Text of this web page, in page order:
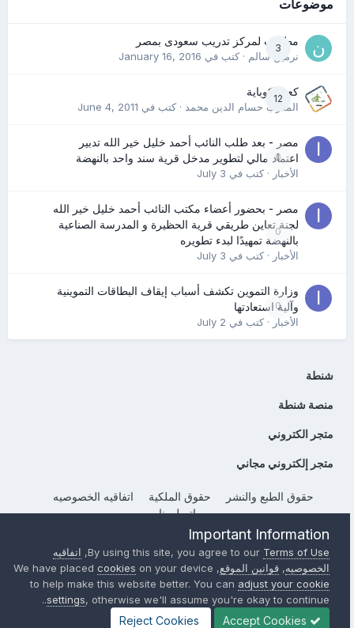
موضوعات
3
مطلوب لمركز تدريب سعودى بمصر
نرمين سالم· كتب في January 16, 2016
12
كعب كوباية
المدرب حسام الدين محمد· كتب في June 4, 2011
0
مصر - بعد طلب النائب أحمد خليل خير الله تدبير
اعتماد مالي لتطوير مدخل قرية سند واحد بالنهضة
الأخبار· كتب في July 3
0
مصر - بحضور أعضاء مكتب النائب أحمد خليل خير الله
لجنة تعاين طريقي قرية الحظيرة و المدرسة الصناعية
بالنهضة تمهيدًا لبدء تطويره
الأخبار· كتب في July 3
0
وزارة التموين تكشف أسباب إيقاف البطاقات التموينية
وآلية استعادتها
الأخبار· كتب في July 2
شنطة
منصة شنطة
متجر الكتروني
متجر إلكتروني مجاني
حقوق الطبع والنشر حقوق الملكية
اتفاقيه الخصوصيه
إتصل بنا
Powered by Invision CommunityImportant Information
By using this site, you agree to ourTerms of Use
, اتفاقيه
الخصوصيه, قوانين الموقع, We have placed
cookies on your device
to help make this website better. You canadjust your cookie
settings , otherwise we'll assume you're okay to continue..
Accept Cookies